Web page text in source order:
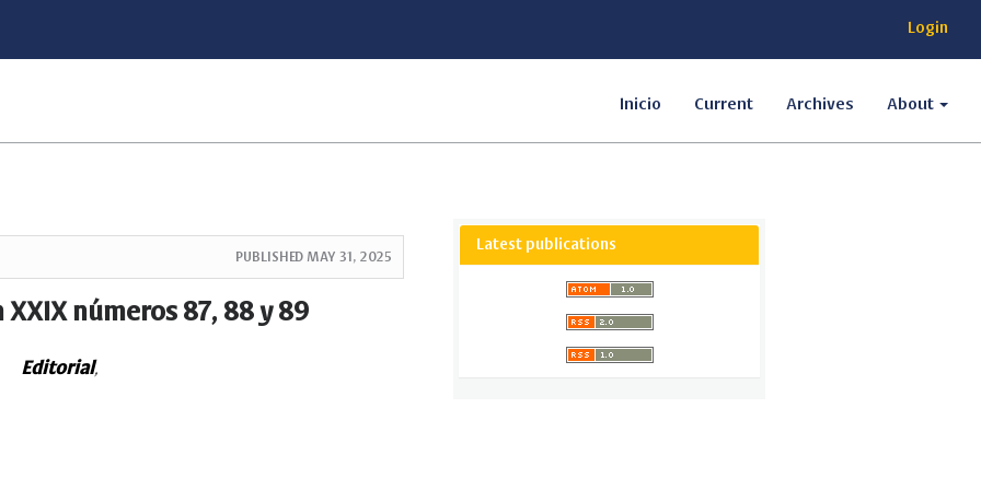
Login
Inicio Current Archives About
PUBLISHED MAY 31, 2025
números 87, 88 y 89
Editorial,
Latest publications